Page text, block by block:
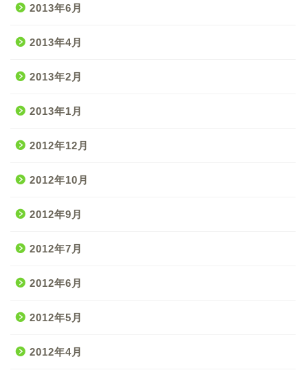
2013年6月
2013年4月
2013年2月
2013年1月
2012年12月
2012年10月
2012年9月
2012年7月
2012年6月
2012年5月
2012年4月